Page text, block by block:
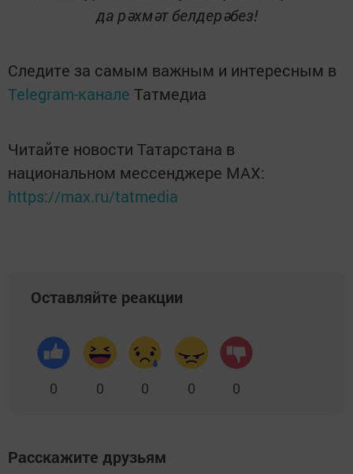
да рәхмәт белдерәбез!
Следите за самым важным и интересным в
Telegram-канале Татмедиа
Читайте новости Татарстана в
национальном мессенджере MАХ:
https://max.ru/tatmedia
Оставляйте реакции
0 0 0 0 0
Расскажите друзьям